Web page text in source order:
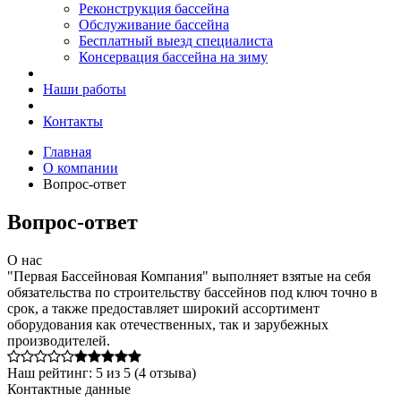
Реконструкция бассейна
Обслуживание бассейна
Бесплатный выезд специалиста
Консервация бассейна на зиму
Наши работы
Контакты
Главная
О компании
Вопрос-ответ
Вопрос-ответ
О нас
"Первая Бассейновая Компания" выполняет взятые на себя
обязательства по строительству бассейнов под ключ точно в
срок, а также предоставляет широкий ассортимент
оборудования как отечественных, так и зарубежных
производителей.
Наш рейтинг: 5 из 5 (4 отзыва)
Контактные данные